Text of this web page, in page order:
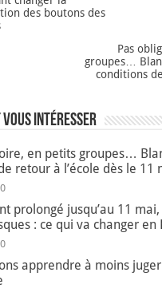
des boutons des
Pas
groupes…
conditions
intéresser
en petits groupes…
retour à l’école dès le 11
prolongé jusqu’au 11
: ce qui va changer en
apprendre à moins